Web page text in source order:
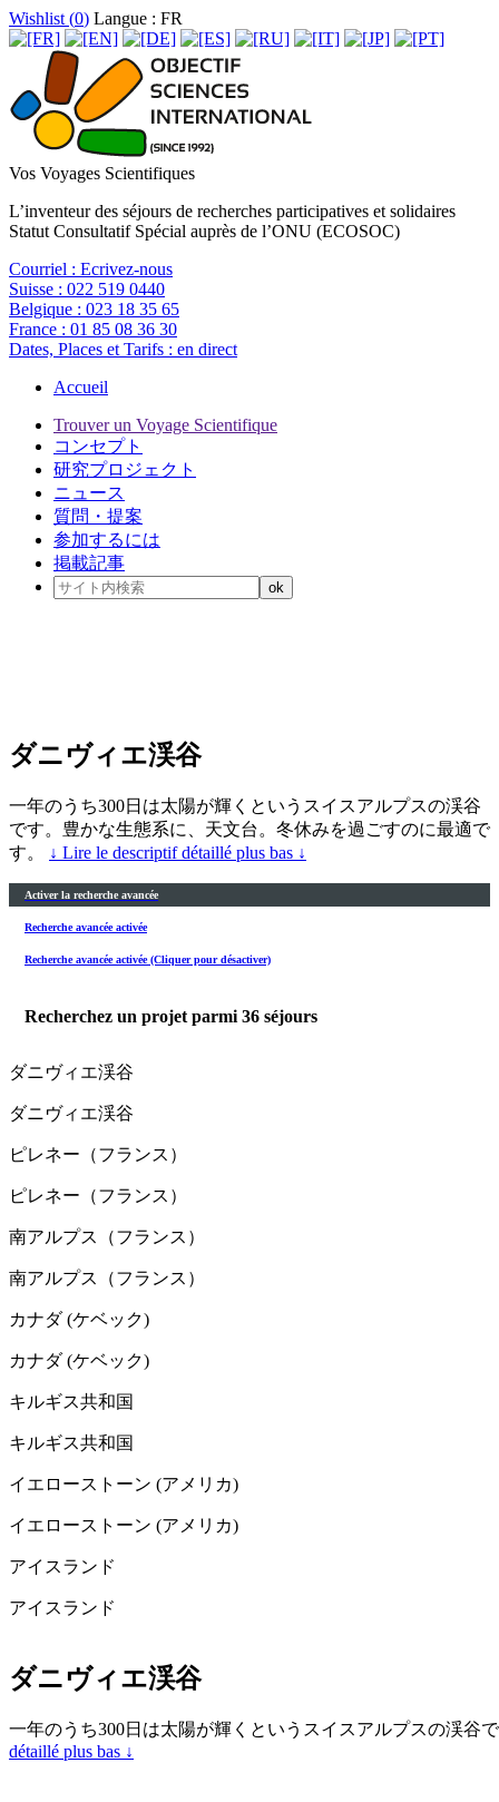
Wishlist (0) Langue : FR
Vos Voyages Scientifiques
L’inventeur des séjours de recherches participatives et solidaires
Statut Consultatif Spécial auprès de l’ONU (ECOSOC)
Courriel : Ecrivez-nous
Suisse : 022 519 0440
Belgique : 023 18 35 65
France : 01 85 08 36 30
Dates, Places et Tarifs : en direct
Accueil
Trouver un Voyage Scientifique
コンセプト
研究プロジェクト
ニュース
質問・提案
参加するには
掲載記事
ダニヴィエ渓谷
一年のうち300日は太陽が輝くというスイスアルプスの渓谷
です。豊かな生態系に、天文台。冬休みを過ごすのに最適で
す。
↓ Lire le descriptif détaillé plus bas ↓
Activer la recherche avancée
Recherche avancée activée
Recherche avancée activée (Cliquer pour désactiver)
Recherchez un projet parmi 36 séjours
ダニヴィエ渓谷
ダニヴィエ渓谷
ピレネー（フランス）
ピレネー（フランス）
南アルプス（フランス）
南アルプス（フランス）
カナダ (ケベック)
カナダ (ケベック)
キルギス共和国
キルギス共和国
イエローストーン (アメリカ)
イエローストーン (アメリカ)
アイスランド
アイスランド
ダニヴィエ渓谷
一年のうち300日は太陽が輝くというスイスアルプスの渓
détaillé plus bas ↓